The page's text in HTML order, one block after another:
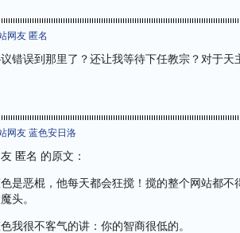
网友 匿名
错误到那里了？还让我等待下任教宗？对于天
网友 蓝色安日洛
匿名 的原文：
是恶棍，他每天都会狂搅！搅的整个网站都
头。
我很不客气的讲：你的智商很低的。